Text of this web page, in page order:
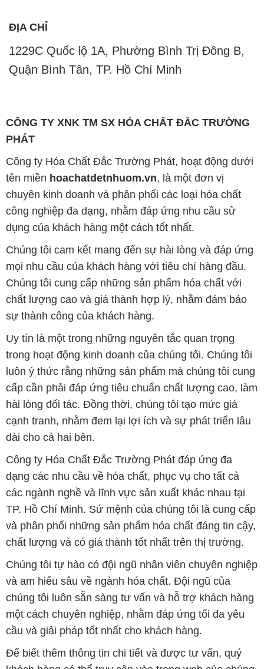
ĐỊA CHỈ
1229C Quốc lộ 1A, Phường Bình Trị Đông B,
Quận Bình Tân, TP. Hồ Chí Minh
CÔNG TY XNK TM SX HÓA CHẤT ĐẮC TRƯỜNG
PHÁT
Công ty Hóa Chất Đắc Trường Phát, hoạt động dưới
tên miền hoachatdetnhuom.vn, là một đơn vị
chuyên kinh doanh và phân phối các loại hóa chất
công nghiệp đa dạng, nhằm đáp ứng nhu cầu sử
dụng của khách hàng một cách tốt nhất.
Chúng tôi cam kết mang đến sự hài lòng và đáp ứng
mọi nhu cầu của khách hàng với tiêu chí hàng đầu.
Chúng tôi cung cấp những sản phẩm hóa chất với
chất lượng cao và giá thành hợp lý, nhằm đảm bảo
sự thành công của khách hàng.
Uy tín là một trong những nguyên tắc quan trọng
trong hoạt động kinh doanh của chúng tôi. Chúng tôi
luôn ý thức rằng những sản phẩm mà chúng tôi cung
cấp cần phải đáp ứng tiêu chuẩn chất lượng cao, làm
hài lòng đối tác. Đồng thời, chúng tôi tạo mức giá
cạnh tranh, nhằm đem lại lợi ích và sự phát triển lâu
dài cho cả hai bên.
Công ty Hóa Chất Đắc Trường Phát đáp ứng đa
dạng các nhu cầu về hóa chất, phục vụ cho tất cả
các ngành nghề và lĩnh vực sản xuất khác nhau tại
TP. Hồ Chí Minh. Sứ mệnh của chúng tôi là cung cấp
và phân phối những sản phẩm hóa chất đáng tin cậy,
chất lượng và có giá thành tốt nhất trên thị trường.
Chúng tôi tự hào có đội ngũ nhân viên chuyên nghiệp
và am hiểu sâu về ngành hóa chất. Đội ngũ của
chúng tôi luôn sẵn sàng tư vấn và hỗ trợ khách hàng
một cách chuyên nghiệp, nhằm đáp ứng tối đa yêu
cầu và giải pháp tốt nhất cho khách hàng.
Để biết thêm thông tin chi tiết và được tư vấn, quý